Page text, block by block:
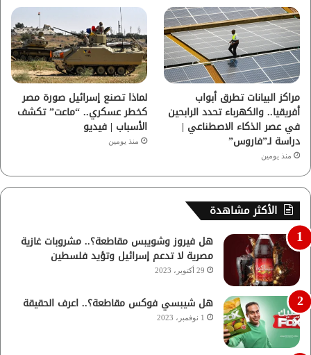
مراكز البيانات تطرق أبواب
أفريقيا.. والكهرباء تحدد الرابحين
في عصر الذكاء الاصطناعي |
دراسة لـ”فاروس”
منذ يومين
لماذا تصنع إسرائيل صورة مصر
كخطر عسكري.. “ماعت” تكشف
الأسباب | فيديو
منذ يومين
الأكثر مشاهدة
هل فيروز وشويبس مقاطعة؟.. مشروبات غازية
مصرية لا تدعم إسرائيل وتؤيد فلسطين
29 أكتوبر، 2023
هل شيبسي فوكس مقاطعة؟.. اعرف الحقيقة
1 نوفمبر، 2023